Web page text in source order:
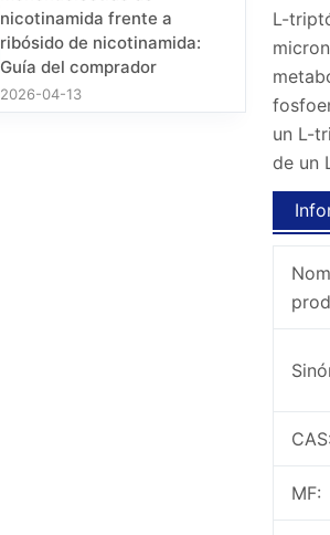
L-
un L-
de un
CAS:
MF:
nicotinamida frente a
ribósido de nicotinamida:
Guía del comprador
2026-04-13